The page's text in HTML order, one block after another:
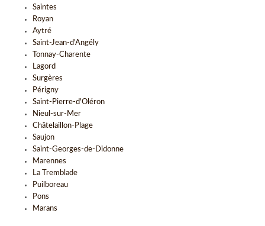
Saintes
Royan
Aytré
Saint-Jean-d'Angély
Tonnay-Charente
Lagord
Surgères
Périgny
Saint-Pierre-d'Oléron
Nieul-sur-Mer
Châtelaillon-Plage
Saujon
Saint-Georges-de-Didonne
Marennes
La Tremblade
Puilboreau
Pons
Marans